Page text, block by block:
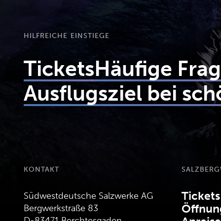
HILFREICHE EINSTIEGE
TicketsHäufige
Ausflugsziel bei
KONTAKT
Südwestdeutsche Salzwerke AG
Bergwerkstraße 83